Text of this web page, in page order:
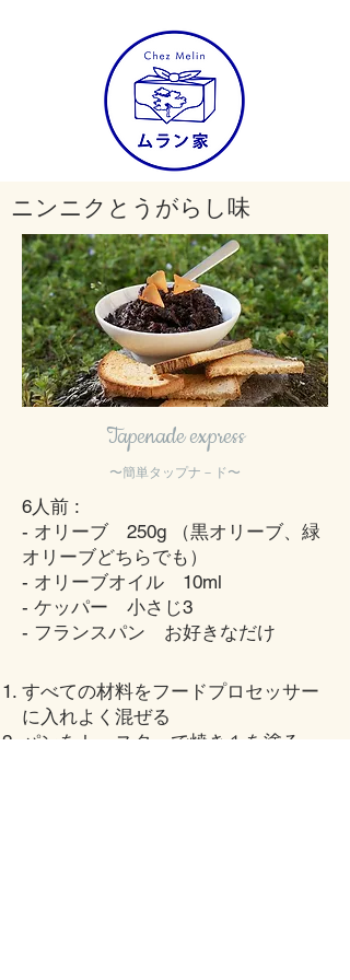
株式会社ムラン家
6人前 :
- オリーブ 250g （黒オリーブ、緑
オリーブどちらでも）
- オリーブオイル 10ml
- ケッパー 小さじ3
​- フランスパン お好きなだけ
すべての材料をフードプロセッサー
に入れよく混ぜる
パンをトースターで焼き１を塗る
Tapenade express
〜​簡単タップナ－ド〜
​ニンニクとうがらし味